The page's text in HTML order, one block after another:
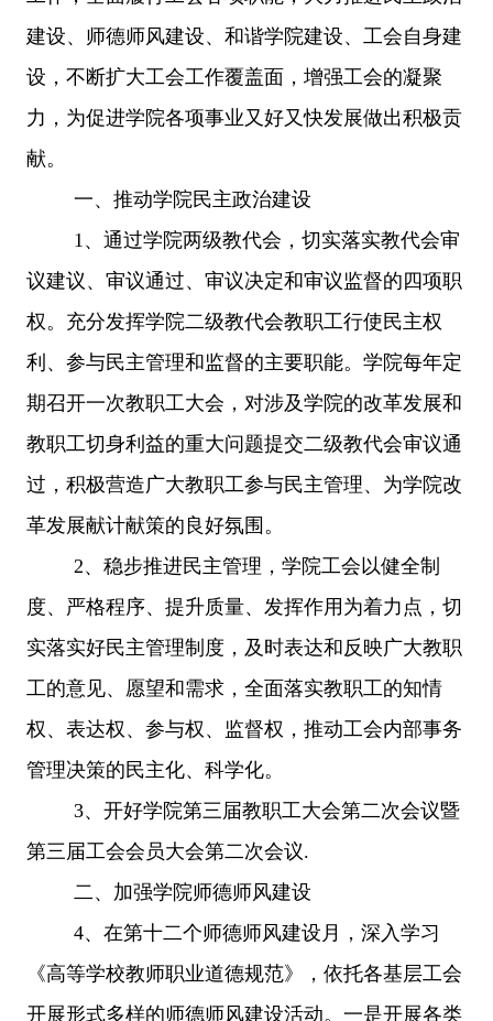
建设、师德师风建设、和谐学院建设、工会自身建
设，不断扩大工会工作覆盖面，增强工会的凝聚
力，为促进学院各项事业又好又快发展做出积极贡
献。
一、推动学院民主政治建设
1、通过学院两级教代会，切实落实教代会审
议建议、审议通过、审议决定和审议监督的四项职
权。充分发挥学院二级教代会教职工行使民主权
利、参与民主管理和监督的主要职能。学院每年定
期召开一次教职工大会，对涉及学院的改革发展和
教职工切身利益的重大问题提交二级教代会审议通
过，积极营造广大教职工参与民主管理、为学院改
革发展献计献策的良好氛围。
2、稳步推进民主管理，学院工会以健全制
度、严格程序、提升质量、发挥作用为着力点，切
实落实好民主管理制度，及时表达和反映广大教职
工的意见、愿望和需求，全面落实教职工的知情
权、表达权、参与权、监督权，推动工会内部事务
管理决策的民主化、科学化。
3、开好学院第三届教职工大会第二次会议暨
第三届工会会员大会第二次会议.
二、加强学院师德师风建设
4、在第十二个师德师风建设月，深入学习
《高等学校教师职业道德规范》，依托各基层工会
开展形式多样的师德师风建设活动。一是开展各类